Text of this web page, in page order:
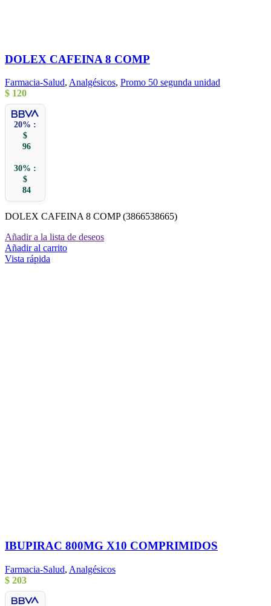
DOLEX CAFEINA 8 COMP
Farmacia-Salud, Analgésicos, Promo 50 segunda unidad
$ 120
20% :
$
96
30% :
$
84
DOLEX CAFEINA 8 COMP (3866538665)
Añadir a la lista de deseos
Añadir al carrito
Vista rápida
IBUPIRAC 800MG X10 COMPRIMIDOS
Farmacia-Salud, Analgésicos
$ 203